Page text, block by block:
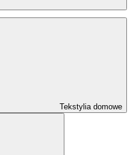
Tekstylia domowe